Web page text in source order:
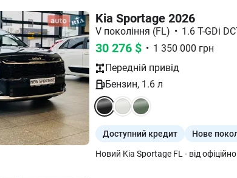
Kia Sportage 2026
V покоління (FL) • 1.6 T-GDi
30 276 $ • 1 350 000 грн
Передній привід
Бензин, 1.6 л
Доступний кредит Нове